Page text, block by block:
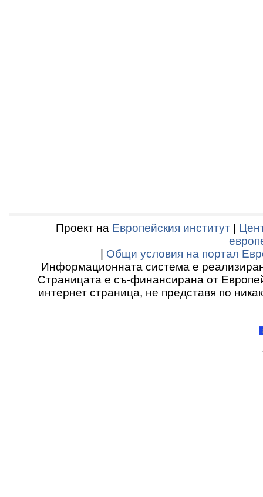
Проект на Европейския институт
Общи условия на портал
Информационната система е
Страницата е съ-финансирана от
интернет страница, не представя по